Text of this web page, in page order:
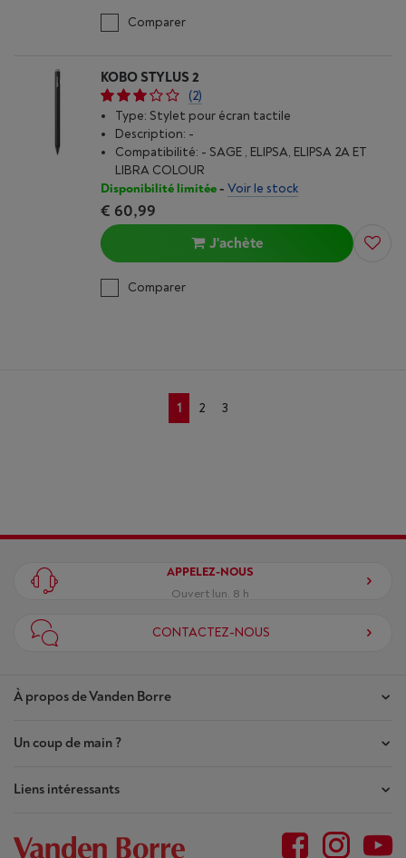
Comparer
KOBO STYLUS 2
(2)
Type: Stylet pour écran tactile
Description: -
Compatibilité: - SAGE , ELIPSA, ELIPSA 2A ET
LIBRA COLOUR
Disponibilité limitée- Voir le stock
€ 60,99
J'achète
Comparer
1 2 3
À propos de Vanden Borre
Nos magasins
Contrat de Confiance
Plan du site
Un coup de main ?
Mes commandes
Liens intéressants
Outlet
APPELEZ-NOUS
Ouvert lun. 8 h
CONTACTEZ-NOUS